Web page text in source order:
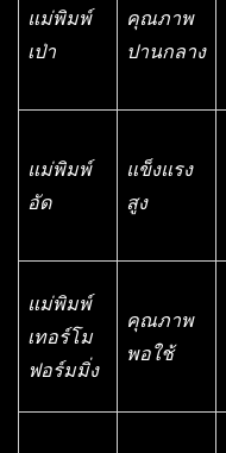
แม่พิมพ์
เป่า
คุณภาพ
ปานกลาง
แม่พิมพ์
อัด
แข็งแรง
สูง
แม่พิมพ์
เทอร์โม
ฟอร์มมิ่ง
คุณภาพ
พอใช้